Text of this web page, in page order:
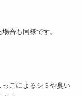
合も同様です。
こによるシミや臭い